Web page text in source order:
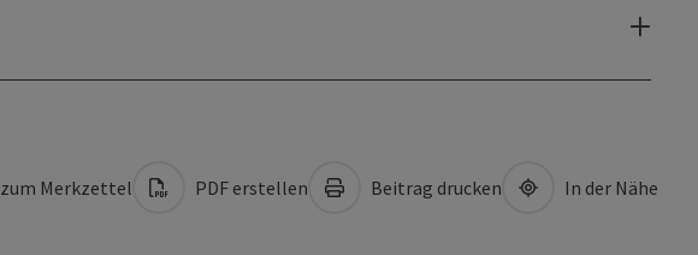
zum Merkzettel PDF erstellen Beitrag drucken In der Nähe